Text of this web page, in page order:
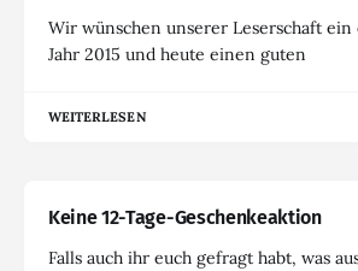
Wir wünschen unserer Leserschaft
Jahr 2015 und heute einen guten
WEITERLESEN
Keine 12-Tage-Geschenkeaktion
Falls auch ihr euch gefragt habt, was